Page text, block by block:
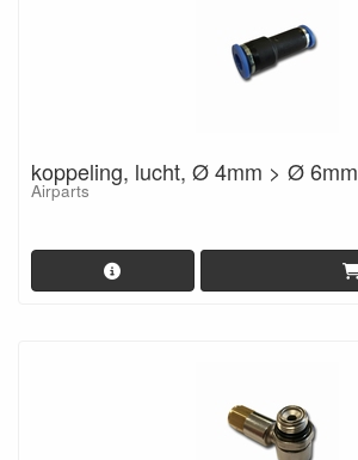
koppeling, lucht, Ø 4mm > Ø 6mm
Airparts